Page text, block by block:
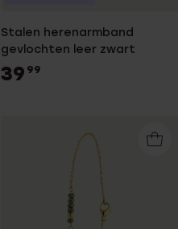
Stalen herenarmband
gevlochten leer zwart
39 99